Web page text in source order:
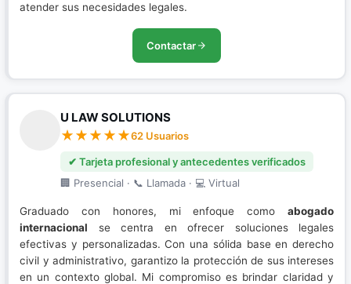
atender sus necesidades legales.
Contactar
U LAW SOLUTIONS
62 Usuarios
✔ Tarjeta profesional y antecedentes verificados
🏢 Presencial · 📞 Llamada · 💻 Virtual
Graduado con honores, mi enfoque como abogado
internacional se centra en ofrecer soluciones legales
efectivas y personalizadas. Con una sólida base en derecho
civil y administrativo, garantizo la protección de sus intereses
en un contexto global. Mi compromiso es brindar claridad y